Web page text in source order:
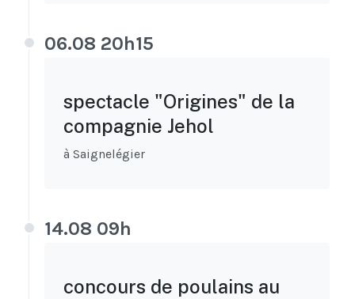
06.08 20h15
spectacle "Origines" de la
compagnie Jehol
à Saignelégier
14.08 09h
concours de poulains au